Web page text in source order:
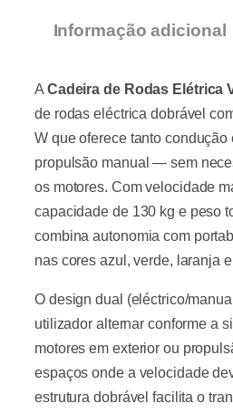
Informação adicional
A Cadeira de Rodas Elétrica
de rodas eléctrica dobrável
W que oferece tanto condução
propulsão manual — sem
os motores. Com velocidade
capacidade de 130 kg e peso
combina autonomia com
nas cores azul, verde, laranja
O design dual (eléctrico/
utilizador alternar conforme a
motores em exterior ou
espaços onde a velocidade
estrutura dobrável facilita o